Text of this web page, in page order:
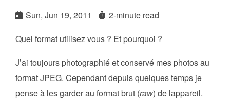
Sun, Jun 19, 2011
2-minute read
Quel format utilisez vous ? Et pourquoi ?
J’ai toujours photographié et conservé mes photos au
format JPEG. Cependant depuis quelques temps je
pense à les garder au format brut (raw) de lappareil.